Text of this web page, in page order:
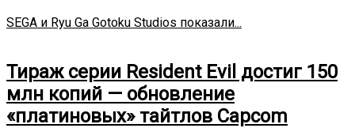
SEGA и Ryu Ga Gotoku Studios показали...
Тираж серии Resident Evil достиг 150
млн копий — обновление
«платиновых» тайтлов Capcom